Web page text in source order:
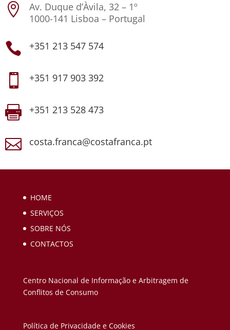

Av. Duque d’Àvila, 32 – 1º
1000-141 Lisboa – Portugal
 +351 213 547 574
 +351 917 903 392
 +351 213 528 473
 costa.franca@costafranca.pt
HOME
SERVIÇOS
SOBRE NÓS
CONTACTOS
Centro Nacional de Informação e Arbitragem de
Conflitos de Consumo
Política de Privacidade e Cookies